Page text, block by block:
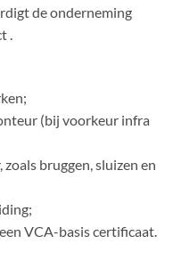
de onderneming
.
(bij voorkeur infra
bruggen, sluizen en
VCA-basis certificaat.